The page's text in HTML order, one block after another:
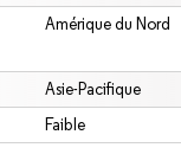
Amérique du Nord
Asie-Pacifique
Faible